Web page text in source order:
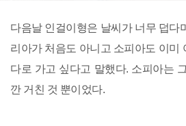
다음날 인걸이형은 날씨가 너무 덥다
리아가 처음도 아니고 소피아도 이미
다로 가고 싶다고 말했다. 소피아는
깐 거친 것 뿐이었다.